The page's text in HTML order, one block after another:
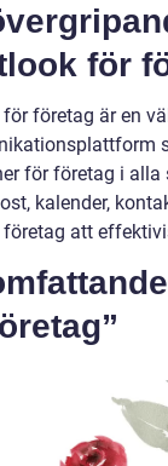
för
företag är en
för företag i alla
kalender,
att